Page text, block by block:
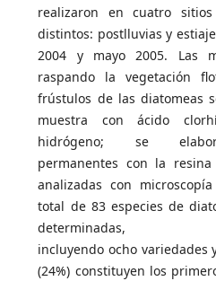
realizaron en cuatro
distintos: postlluvias y
2004 y mayo 2005. Las
raspando la vegetación
frústulos de las diatomeas
muestra con ácido
hidrógeno; se
permanentes con la
analizadas con
total de 83 especies de
determinadas,
incluyendo ocho variedades
(24%) constituyen los